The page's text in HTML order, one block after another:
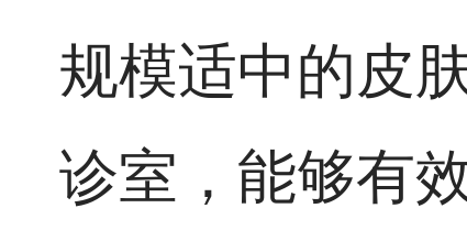
规模适中的皮
诊室，能够有